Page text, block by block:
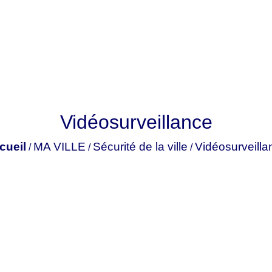
Vidéosurveillance
/ MA VILLE / Sécurité de la ville /